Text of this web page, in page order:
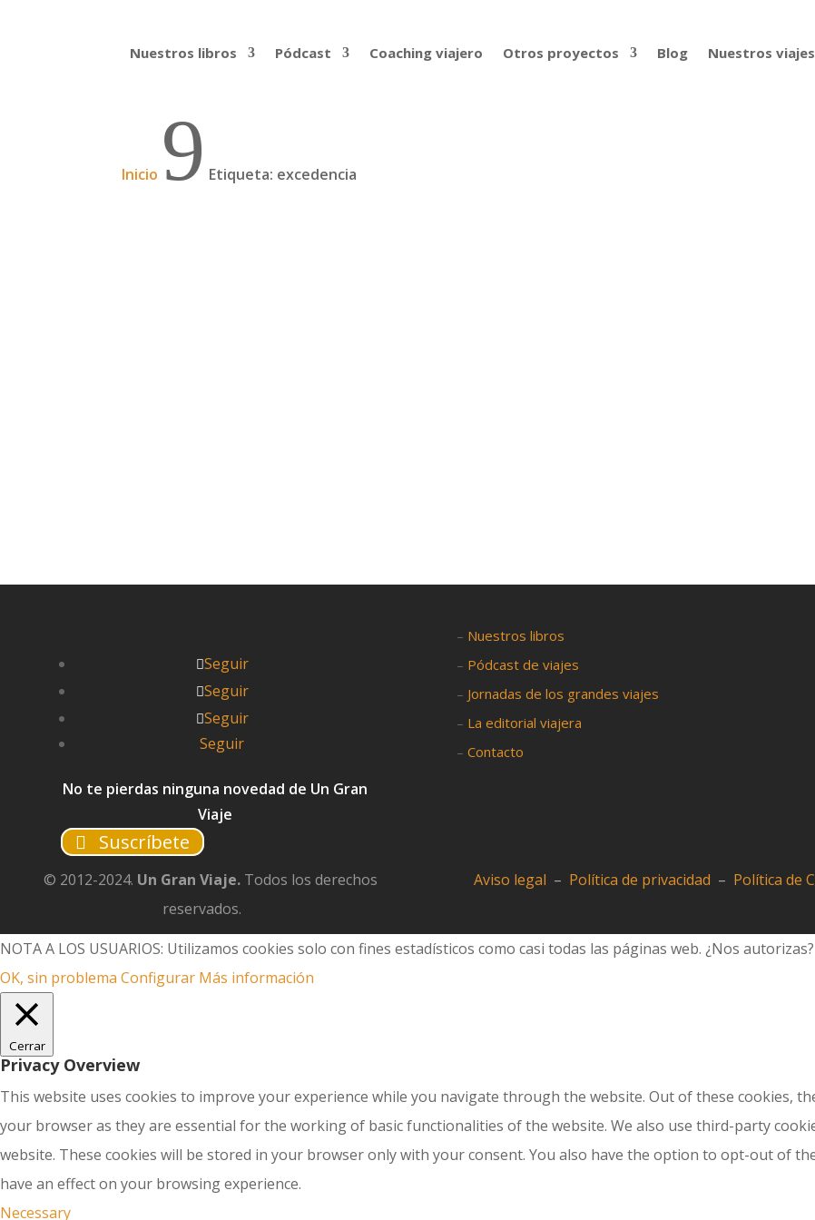
Nuestros libros Pódcast Coaching viajero Otros proyectos Blog Nuestros viajes
Inicio 9 Etiqueta: excedencia
Seguir
Seguir
Seguir
Seguir
No te pierdas ninguna novedad de Un Gran
Viaje
Suscríbete
– Nuestros libros
– Pódcast de viajes
– Jornadas de los grandes viajes
– La editorial viajera
– Contacto
© 2012-2024. Un Gran Viaje. Todos los derechos
reservados.
Aviso legal – Política de privacidad – Política de
NOTA A LOS USUARIOS: Utilizamos cookies solo con fines estadísticos como casi todas las páginas web. ¿Nos autorizas?
OK, sin problema Configurar Más información
Cerrar
Privacy Overview
This website uses cookies to improve your experience while you navigate through the website. Out of these cookies,
your browser as they are essential for the working of basic functionalities of the website. We also use third-party
website. These cookies will be stored in your browser only with your consent. You also have the option to opt-out of
have an effect on your browsing experience.
Necessary